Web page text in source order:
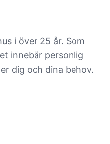
i över 25 år. Som
innebär personlig
dig och dina behov.